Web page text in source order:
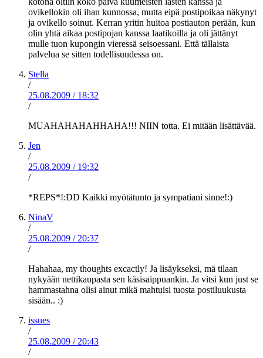
ovikellokin oli ihan kunnossa, mutta eipä postipoikaa näkynyt
ja ovikello soinut. Kerran yritin huitoa postiauton perään, kun
olin yhtä aikaa postipojan kanssa laatikoilla ja oli jättänyt
mulle tuon kupongin vieressä seisoessani. Että tällaista
palvelua se sitten todellisuudessa on.
Stella
/
25.08.2009 / 18:32
/
MUAHAHAHAHHAHA!!! NIIN totta. Ei mitään lisättävää.
Jen
/
25.08.2009 / 19:32
/
*REPS*!:DD Kaikki myötätunto ja sympatiani sinne!:)
NinaV
/
25.08.2009 / 20:37
/
Hahahaa, my thoughts excactly! Ja lisäykseksi, mä tilaan
nykyään nettikaupasta sen käsisaippuankin. Ja vitsi kun just se
hammastahna olisi ainut mikä mahtuisi tuosta postiluukusta
sisään.. :)
issues
/
25.08.2009 / 20:43
/